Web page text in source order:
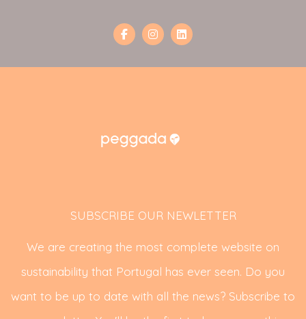
SUBSCRIBE OUR NEWLETTER
We are creating the most complete website on
sustainability that Portugal has ever seen. Do you
want to be up to date with all the news? Subscribe to